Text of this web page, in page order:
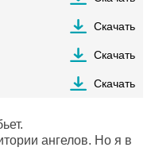
Скачать
Скачать
Скачать
ангелов. Но я в